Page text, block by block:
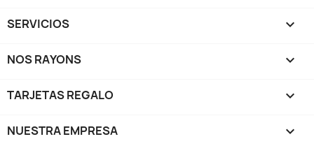
SERVICIOS 
NOS RAYONS 
TARJETAS REGALO 
NUESTRA EMPRESA 